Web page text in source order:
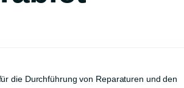
die Durchführung von Reparaturen und den